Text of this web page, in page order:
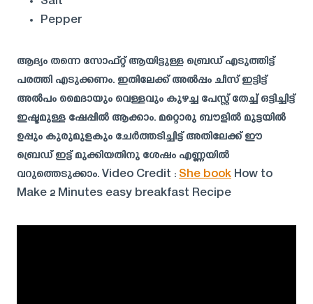
Pepper
ആദ്യം തന്നെ സോഫ്റ്റ്‌ ആയിട്ടുള്ള ബ്രെഡ് എടുത്തിട്ട്
പരത്തി എടുക്കണം. ഇതിലേക്ക് അൽപ്പം ചീസ് ഇട്ടിട്ട്
അൽപം മൈദായും വെള്ളവും കുഴച്ച പേസ്റ്റ് തേച്ച് ഒട്ടിച്ചിട്ട്
ഇഷ്ടമുള്ള ഷേപ്പിൽ ആക്കാം. മറ്റൊരു ബൗളിൽ മുട്ടയിൽ
ഉപ്പും കുരുമുളകും ചേർത്തടിച്ചിട്ട് അതിലേക്ക് ഈ
ബ്രെഡ് ഇട്ട് മുക്കിയതിനു ശേഷം എണ്ണയിൽ
വറുത്തെടുക്കാം. Video Credit : She book How to
Make 2 Minutes easy breakfast Recipe